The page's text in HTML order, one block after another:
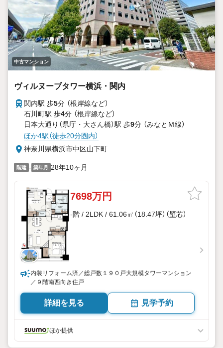
中古マンション
ヴィルヌーブタワー横浜・関内
関内駅 歩5分 （根岸線など）
石川町駅 歩4分 （根岸線など）
日本大通り（県庁・大さん橋）駅 歩9分 （みなとＭ線）
ほか4駅（徒歩20分圏内）
神奈川県横浜市中区山下町
階建 - 築年月 28年10ヶ月
7698万円
-階 / 2LDK / 61.06㎡（18.47坪）（壁芯）
内装リフォーム済／総戸数１９０戸大規模タワーマンション
／９階南西向き住戸
詳細を見る 見学予約
ほか提供